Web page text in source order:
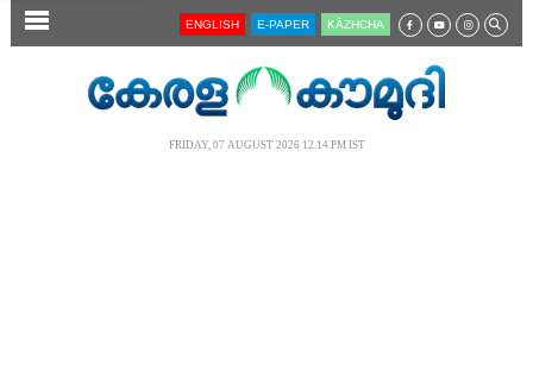
SECTIONS ENGLISH E-PAPER KĀZHCHA
FRIDAY, 07 AUGUST 2026 12.14 PM IST